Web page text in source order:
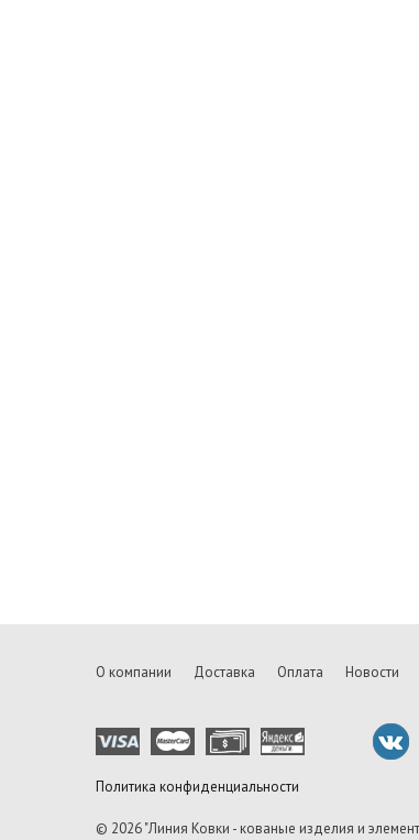
О компании Доставка Оплата Новости
Политика конфиденциальности
© 2026 "Линия Ковки - кованые изделия и